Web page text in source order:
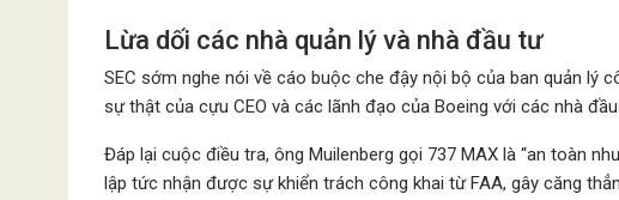
Lừa dối các nhà quản lý và nhà đầu tư
SEC sớm nghe nói về cáo buộc che đậy nội bộ của ban quản lý
sự thật của cựu CEO và các lãnh đạo của Boeing với các nhà
Đáp lại cuộc điều tra, ông Muilenberg gọi 737 MAX là “an toàn
lập tức nhận được sự khiển trách công khai từ FAA, gây căng